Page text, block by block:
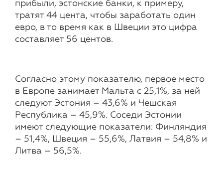
прибыли, эстонские банки, к примеру,
тратят 44 цента, чтобы заработать один
евро, в то время как в Швеции это цифра
составляет 56 центов.
Согласно этому показателю, первое место
в Европе занимает Мальта с 25,1%, за ней
следуют Эстония – 43,6% и Чешская
Республика – 45,9%. Соседи Эстонии
имеют следующие показатели: Финляндия
– 51,4%, Швеция – 55,6%, Латвия – 54,8% и
Литва – 56,5%.